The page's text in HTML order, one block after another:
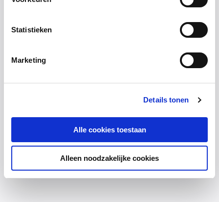
Statistieken
Marketing
Details tonen
Alle cookies toestaan
Alleen noodzakelijke cookies